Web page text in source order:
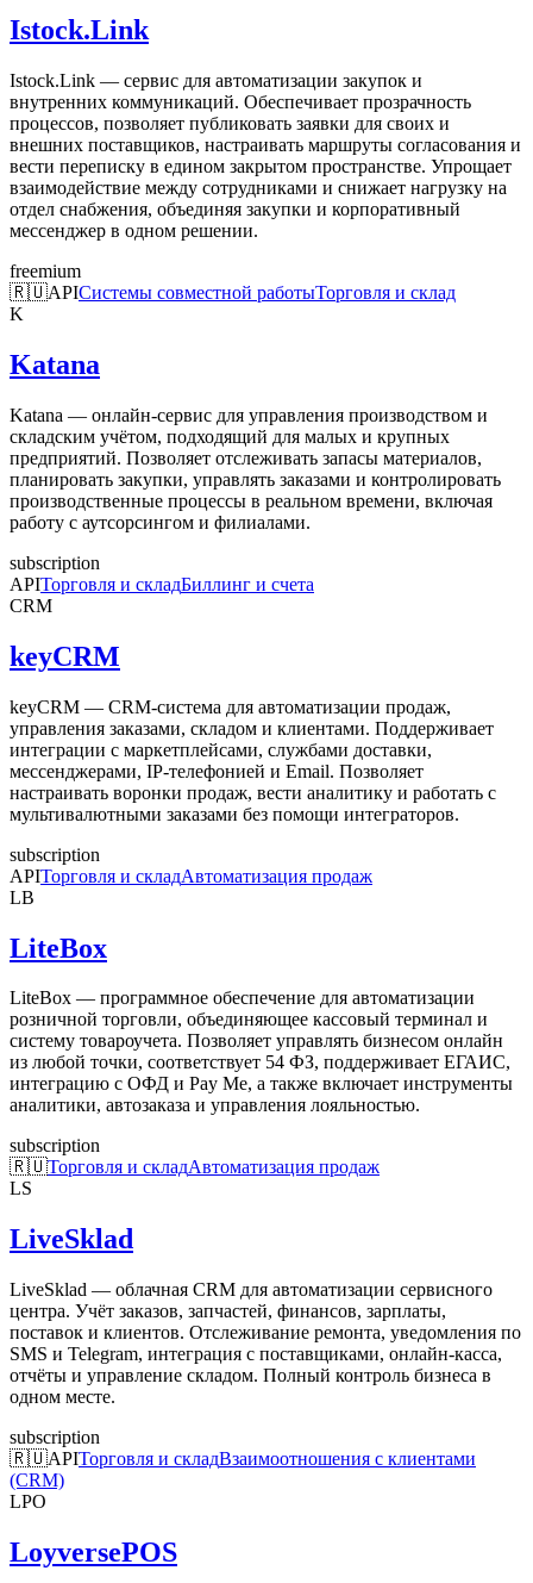
Istock.Link
Istock.Link — сервис для автоматизации закупок и
внутренних коммуникаций. Обеспечивает прозрачность
процессов, позволяет публиковать заявки для своих и
внешних поставщиков, настраивать маршруты согласования и
вести переписку в едином закрытом пространстве. Упрощает
взаимодействие между сотрудниками и снижает нагрузку на
отдел снабжения, объединяя закупки и корпоративный
мессенджер в одном решении.
freemium
🇷🇺APIСистемы совместной работыТорговля и склад
K
Katana
Katana — онлайн-сервис для управления производством и
складским учётом, подходящий для малых и крупных
предприятий. Позволяет отслеживать запасы материалов,
планировать закупки, управлять заказами и контролировать
производственные процессы в реальном времени, включая
работу с аутсорсингом и филиалами.
subscription
APIТорговля и складБиллинг и счета
CRM
keyCRM
keyCRM — CRM-система для автоматизации продаж,
управления заказами, складом и клиентами. Поддерживает
интеграции с маркетплейсами, службами доставки,
мессенджерами, IP-телефонией и Email. Позволяет
настраивать воронки продаж, вести аналитику и работать с
мультивалютными заказами без помощи интеграторов.
subscription
APIТорговля и складАвтоматизация продаж
LB
LiteBox
LiteBox — программное обеспечение для автоматизации
розничной торговли, объединяющее кассовый терминал и
систему товароучета. Позволяет управлять бизнесом онлайн
из любой точки, соответствует 54 ФЗ, поддерживает ЕГАИС,
интеграцию с ОФД и Pay Me, а также включает инструменты
аналитики, автозаказа и управления лояльностью.
subscription
🇷🇺Торговля и складАвтоматизация продаж
LS
LiveSklad
LiveSklad — облачная CRM для автоматизации сервисного
центра. Учёт заказов, запчастей, финансов, зарплаты,
поставок и клиентов. Отслеживание ремонта, уведомления по
SMS и Telegram, интеграция с поставщиками, онлайн-касса,
отчёты и управление складом. Полный контроль бизнеса в
одном месте.
subscription
🇷🇺APIТорговля и складВзаимоотношения с клиентами
(CRM)
LPO
LoyversePOS